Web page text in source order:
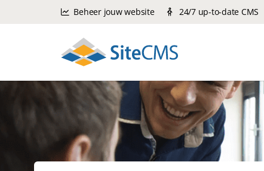
Beheer jouw website 24/7 up-to-date CMS